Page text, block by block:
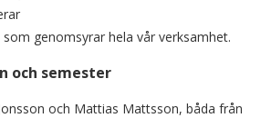
genomsyrar hela vår verksamhet.
och semester
och Mattias Mattsson, båda från